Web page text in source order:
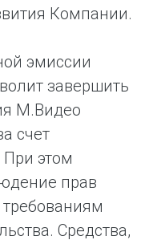
Компании.
эмиссии
завершить
М.Видео
счет
этом
прав
Средства,